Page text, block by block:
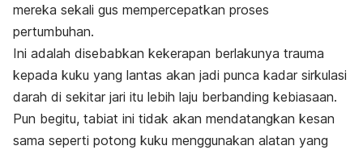
mereka sekali gus mempercepatkan proses
pertumbuhan.
Ini adalah disebabkan kekerapan berlakunya trauma
kepada kuku yang lantas akan jadi punca kadar sirkulasi
darah di sekitar jari itu lebih laju berbanding kebiasaan.
Pun begitu, tabiat ini tidak akan mendatangkan kesan
sama seperti potong kuku menggunakan alatan yang